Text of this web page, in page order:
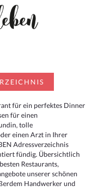
für ein perfektes Dinner
für einen
tolle
einen Arzt in Ihrer
Adressverzeichnis
fündig. Übersichtlich
Restaurants,
unserer schönen
Handwerker und